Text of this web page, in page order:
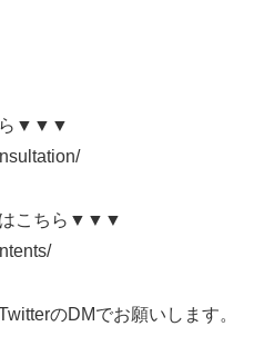
ら▼▼▼
はこちら▼▼▼
のDMでお願いします。